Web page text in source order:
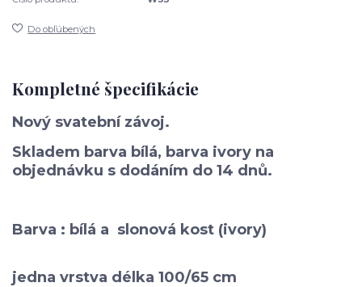
Do obľúbených
Kompletné špecifikácie
Nový svatební závoj.
Skladem barva bílá, barva ivory na
objednávku s dodáním do 14 dnů.
Barva : bílá a slonová kost (ivory)
jedna vrstva délka 100/65 cm